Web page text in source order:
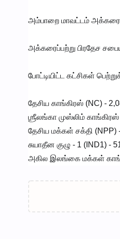
அம்பாறை மாவட்டம்
அக்கரைப்பற்று பிரதேச
போட்டியிட்ட கட்சிகள்
தேசிய காங்கிரஸ் (NC) -
ஶ்ரீலங்கா முஸ்லிம் காங்கிரஸ்
தேசிய மக்கள் சக்தி (NPP)
சுயாதீன குழு - 1 (IND1) -
அகில இலங்கை மக்கள்